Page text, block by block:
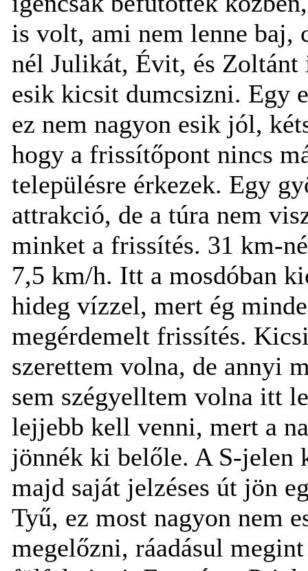
is volt, ami nem lenne baj,
nél Julikát, Évit, és
esik kicsit dumcsizni. Egy
ez nem nagyon esik jól,
hogy a frissítőpont nincs
településre érkezek. Egy
attrakció, de a túra nem
minket a frissítés. 31 km-
7,5 km/h. Itt a mosdóban
hideg vízzel, mert ég
megérdemelt frissítés.
szerettem volna, de annyi
sem szégyelltem volna itt
lejjebb kell venni, mert a
jönnék ki belőle. A S-jelen
majd saját jelzéses út jön
Tyű, ez most nagyon nem
megelőzni, ráadásul